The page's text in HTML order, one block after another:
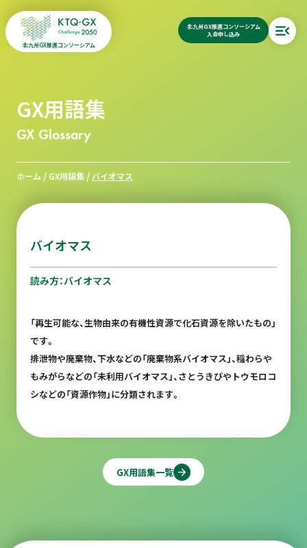
北九州GX推進コンソーシアム
北九州GX推進コンソーシアム
入会申し込み
GX用語集
GX Glossary
ホーム/ GX用語集/ バイオマス
バイオマス
読み方：バイオマス
「再生可能な、生物由来の有機性資源で化石資源を除いたもの」
です。
排泄物や廃棄物、下水などの「廃棄物系バイオマス」、稲わらや
もみがらなどの「未利用バイオマス」、さとうきびやトウモロコ
シなどの「資源作物」に分類されます。
GX用語集一覧